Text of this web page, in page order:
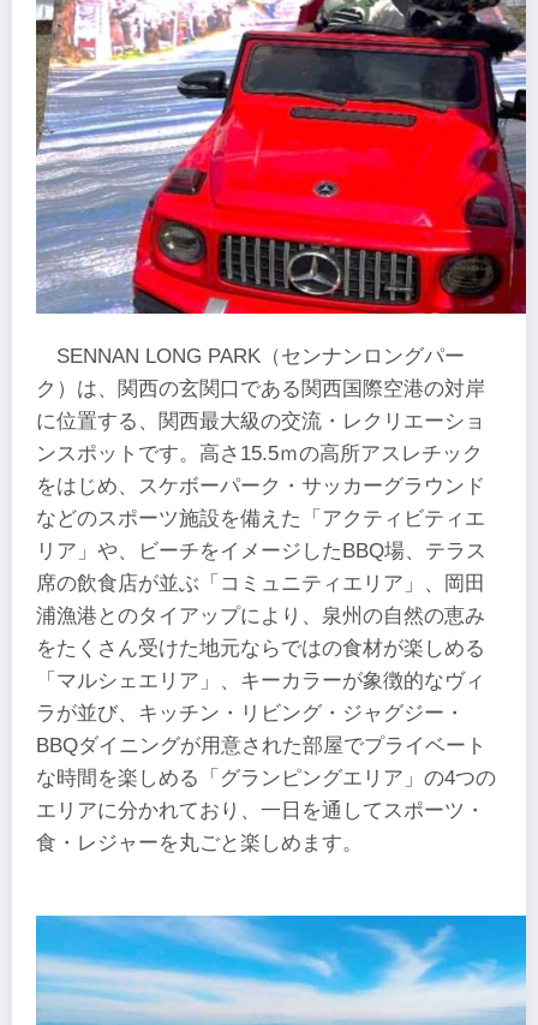
SENNAN LONG PARK（センナンロングパー
ク）は、関西の玄関口である関西国際空港の対岸
に位置する、関西最大級の交流・レクリエーショ
ンスポットです。高さ15.5ｍの高所アスレチック
をはじめ、スケボーパーク・サッカーグラウンド
などのスポーツ施設を備えた「アクティビティエ
リア」や、ビーチをイメージしたBBQ場、テラス
席の飲食店が並ぶ「コミュニティエリア」、岡田
浦漁港とのタイアップにより、泉州の自然の恵み
をたくさん受けた地元ならではの食材が楽しめる
「マルシェエリア」、キーカラーが象徴的なヴィ
ラが並び、キッチン・リビング・ジャグジー・
BBQダイニングが用意された部屋でプライベート
な時間を楽しめる「グランピングエリア」の4つの
エリアに分かれており、一日を通してスポーツ・
食・レジャーを丸ごと楽しめます。